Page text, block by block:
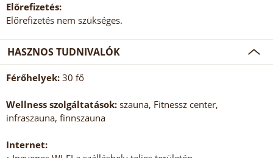
Előrefizetés:
Előrefizetés nem szükséges.
HASZNOS TUDNIVALÓK
Férőhelyek: 30 fő
Wellness szolgáltatások: szauna, Fitnessz center,
infraszauna, finnszauna
Internet: